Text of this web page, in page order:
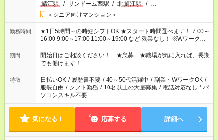
鯖江駅
/ サンドーム西駅 / 北鯖江駅 / …
＜シニア向けマンション＞
勤務時間
★1日5時間～の時短シフトOK ★スタート時間選べます！ 7:00～
16:00 9:00～17:00 11:00～19:00 など 残業なし！ ※Wワークの
場合、他のお仕事と合わせ週40時間超の就業はご案内できませ
ん ※法令に基づき、週20時間以上勤務は社会保険への加入対象
となります ※労働者派遣法（日雇い派遣の原則禁止）により、
短時間・短期間の就業はご案内が難しい場合があります
期間
開始日はご相談ください！ ★急募 ★職場が気に入れば、長期
でも働けます！
特徴 日払いOK / 履歴書不要 / 40～50代活躍中 / 副業・WワークOK /
服装自由 / シフト勤務 / 10名以上の大量募集 / 電話対応なし / パ
ソコンスキル不要
気になる！ 応募する 詳細へ